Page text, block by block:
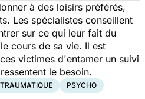
à des loisirs préférés,
Les spécialistes conseillent
sur ce qui leur fait du
cours de sa vie. Il est
victimes d'entamer un suivi
le besoin.
PSYCHO